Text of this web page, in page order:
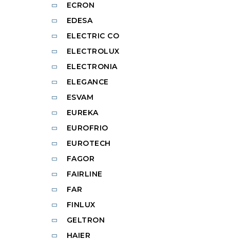
ECRON
EDESA
ELECTRIC CO
ELECTROLUX
ELECTRONIA
ELEGANCE
ESVAM
EUREKA
EUROFRIO
EUROTECH
FAGOR
FAIRLINE
FAR
FINLUX
GELTRON
HAIER